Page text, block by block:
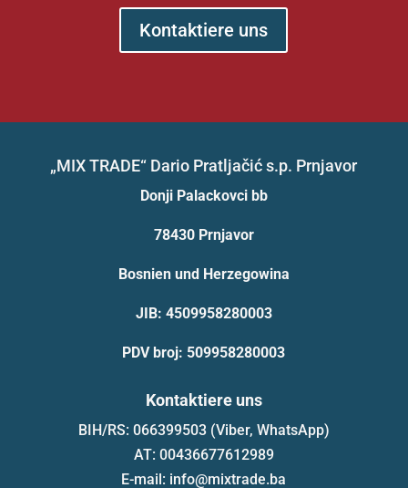
Kontaktiere uns
„MIX TRADE“ Dario Pratljačić s.p. Prnjavor
Donji Palackovci bb
78430 Prnjavor
Bosnien und Herzegowina
JIB: 4509958280003
PDV broj: 509958280003
Kontaktiere uns
BIH/RS: 066399503 (Viber, WhatsApp)
AT: 00436677612989
E-mail: info@mixtrade.ba